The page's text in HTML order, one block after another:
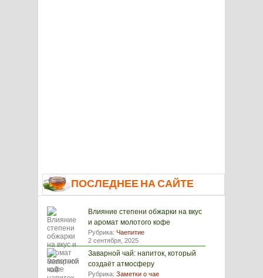
ПОСЛЕДНЕЕ НА САЙТЕ
Влияние степени обжарки на вкус
и аромат молотого кофе
Рубрика: Чаепитие
2 сентября, 2025
Заварной чай: напиток, который
создаёт атмосферу
Рубрика: Заметки о чае